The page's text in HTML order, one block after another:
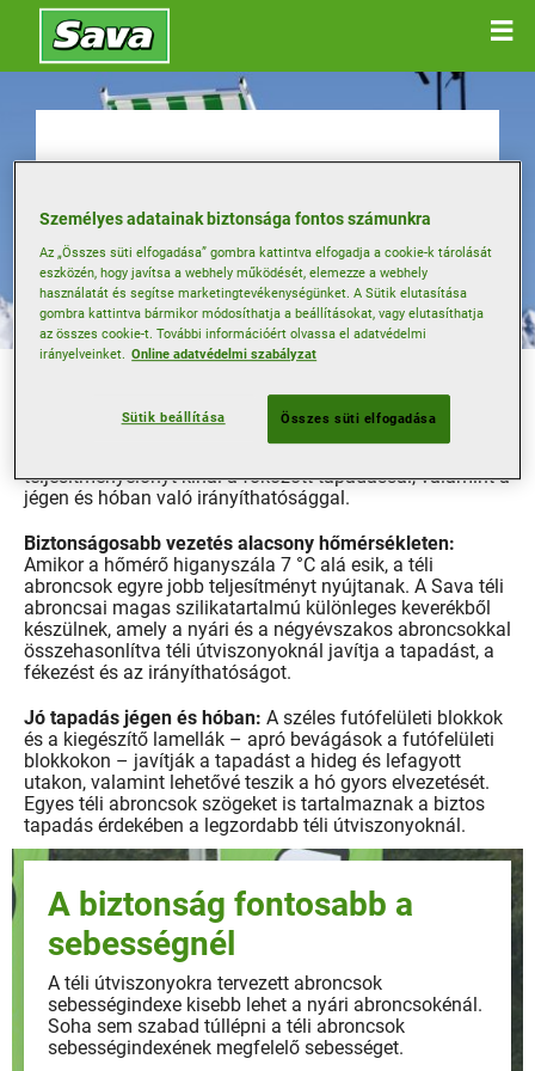
vásárlása
abroncsgarnitúra használata a hidegebb hónapokban.
Azonban még akkor is, ha lakhelyén nem ez a helyzet, a
teljesítményelőnyt kínál a fokozott tapadással, valamint a
jégen és hóban való irányíthatósággal.
Biztonságosabb vezetés alacsony hőmérsékleten:
Amikor a hőmérő higanyszála 7 °C alá esik, a téli
abroncsok egyre jobb teljesítményt nyújtanak. A Sava téli
abroncsai magas szilikatartalmú különleges keverékből
készülnek, amely a nyári és a négyévszakos abroncsokkal
összehasonlítva téli útviszonyoknál javítja a tapadást, a
fékezést és az irányíthatóságot.
Jó tapadás jégen és hóban: A széles futófelületi blokkok
és a kiegészítő lamellák – apró bevágások a futófelületi
blokkokon – javítják a tapadást a hideg és lefagyott
utakon, valamint lehetővé teszik a hó gyors elvezetését.
Egyes téli abroncsok szögeket is tartalmaznak a biztos
tapadás érdekében a legzordabb téli útviszonyoknál.
A biztonság fontosabb a
sebességnél
A téli útviszonyokra tervezett abroncsok
sebességindexe kisebb lehet a nyári abroncsokénál.
Soha sem szabad túllépni a téli abroncsok
sebességindexének megfelelő sebességet.
Személyes adatainak biztonsága fontos számunkra
Az „Összes süti elfogadása” gombra kattintva elfogadja a cookie-k tárolását
eszközén, hogy javítsa a webhely működését, elemezze a webhely
használatát és segítse marketingtevékenységünket. A Sütik elutasítása
gombra kattintva bármikor módosíthatja a beállításokat, vagy elutasíthatja
az összes cookie-t. További információért olvassa el adatvédelmi
irányelveinket. Online adatvédelmi szabályzat
Sütik beállítása Összes süti elfogadása